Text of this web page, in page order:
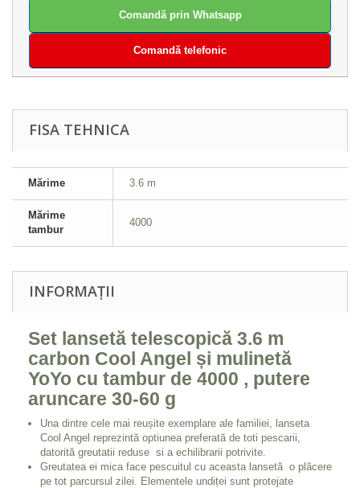
Comandă prin Whatsapp
Comandă telefonic
FISA TEHNICA
Mărime 3.6 m
Mărime
tambur
4000
INFORMAȚII
Set lansetă telescopică 3.6 m
carbon Cool Angel și mulinetă
YoYo cu tambur de 4000 , putere
aruncare 30-60 g
Una dintre cele mai reușite exemplare ale familiei, lanseta
Cool Angel reprezintă optiunea preferată de toti pescarii,
datorită greutatii reduse si a echilibrarii potrivite.
Greutatea ei mica face pescuitul cu aceasta lansetă o plăcere
pe tot parcursul zilei. Elementele undiței sunt protejate